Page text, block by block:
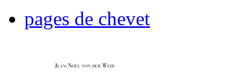
pages de chevet